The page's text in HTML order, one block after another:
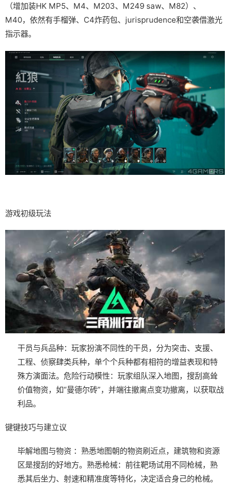
（增加装HK MP5、M4、M203、M249 saw、M82）、
M40，依然有手榴弹、C4炸药包、jurisprudence和空袭借激光
指示器。
游戏初级玩法
干员与兵品种：玩家扮演不同性的干员，分为突击、支援、
工程、侦察肆类兵种，单个个兵种都有相符的增益表现和特
殊方演面法。 危险行动模性：玩家组队深入地图，搜刮高耸
价值物资，如“曼德尔砖”，并端往撤离点变功撤离，以获取战
利品。
键键技巧与建立议
毕解地图与物资 ：熟悉地图朝的物资刷近点，建筑物和资源
区是搜刮的好地方。 熟悉枪械：前往靶场试用不同枪械，熟
悉其后坐力、射速和精准度等特化，决定适合身己的枪械。